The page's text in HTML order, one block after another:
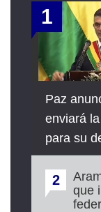
1
Paz
enviará
para su
2
que